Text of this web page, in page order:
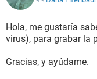
Hola, me gustaría
virus), para grabar la
Gracias, y ayúdame.